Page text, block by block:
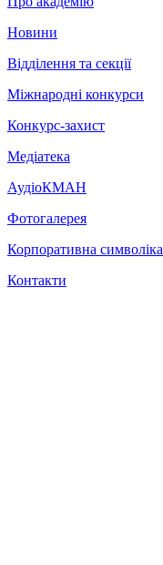
Новини
Відділення та секції
Міжнародні конкурси
Конкурс-захист
Медіатека
АудіоКМАН
Фотогалерея
Корпоративна символіка
Контакти